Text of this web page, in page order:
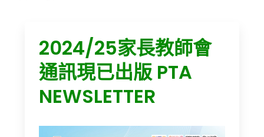
2024/25家長教師會
通訊現已出版 PTA
NEWSLETTER